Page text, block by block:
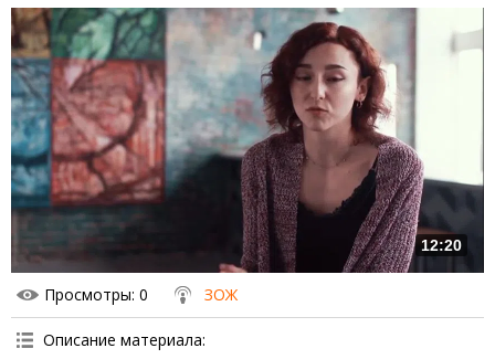
12:20
Просмотры: 0 ЗОЖ
Описание материала: